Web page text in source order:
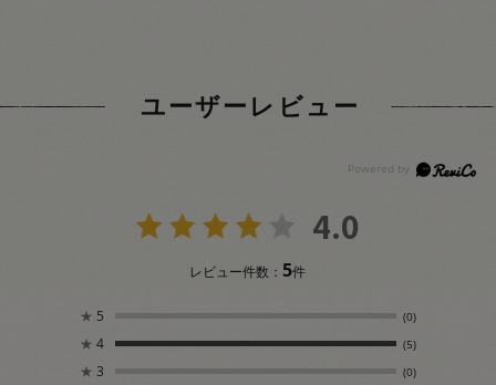
ユーザーレビュー
4.0
レビュー件数：5件
★ 5 (0)
★ 4 (5)
★ 3 (0)